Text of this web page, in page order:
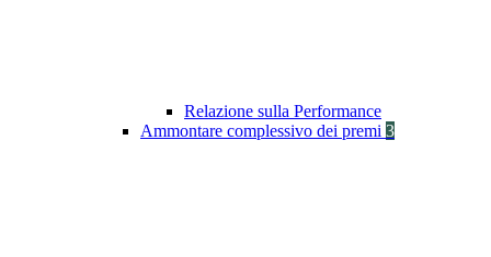
Relazione sulla Performance
Ammontare complessivo dei premi 3